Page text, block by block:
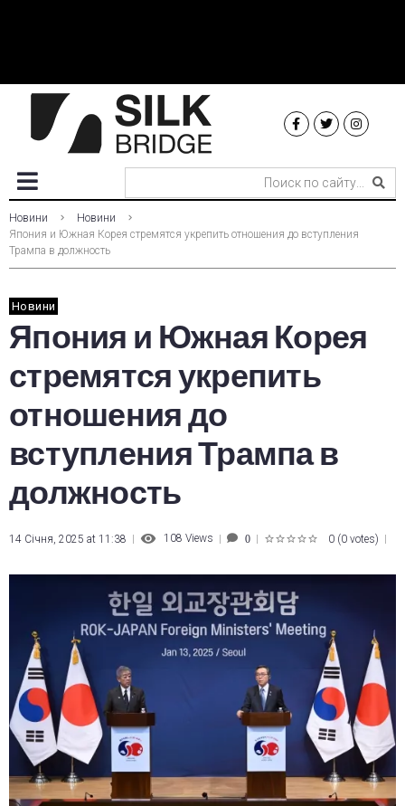
Новини
Новини
Япония и Южная Корея стремятся укрепить отношения до вступления
Трампа в должность
Новини
Япония и Южная Корея
стремятся укрепить
отношения до
вступления Трампа в
должность
14 Січня, 2025 at 11:38 108 Views 0 0 (0 votes)